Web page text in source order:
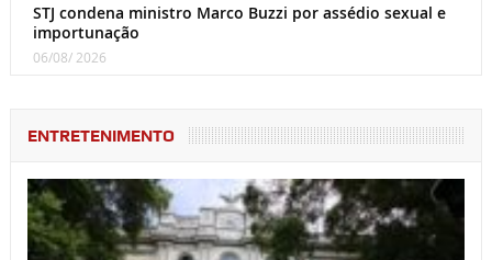
STJ condena ministro Marco Buzzi por assédio sexual e
importunação
06/08/ 2026
ENTRETENIMENTO